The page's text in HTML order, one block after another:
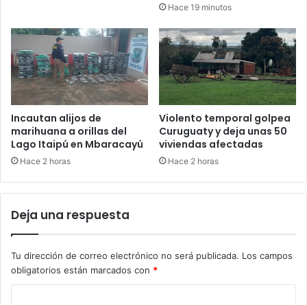
Hace 19 minutos
Incautan alijos de
marihuana a orillas del
Lago Itaipú en Mbaracayú
Hace 2 horas
Violento temporal golpea
Curuguaty y deja unas 50
viviendas afectadas
Hace 2 horas
Deja una respuesta
Tu dirección de correo electrónico no será publicada. Los campos
obligatorios están marcados con *